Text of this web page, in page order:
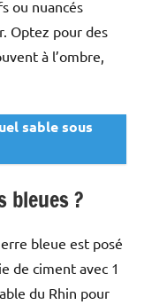
ou nuancés
Optez pour des
à l’ombre,
sable sous
bleues ?
bleue est posé
de ciment avec 1
du Rhin pour